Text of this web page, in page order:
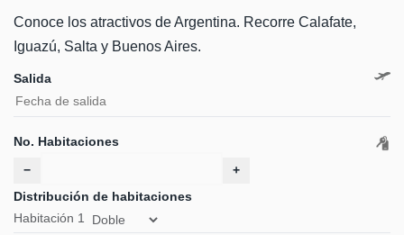
Conoce los atractivos de Argentina. Recorre Calafate,
Iguazú, Salta y Buenos Aires.
Salida
No. Habitaciones
−
+
Distribución de habitaciones
Habitación 1